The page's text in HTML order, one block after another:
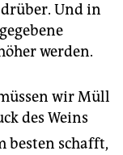
Und in
werden.
wir Müll
des Weins
besten schafft,